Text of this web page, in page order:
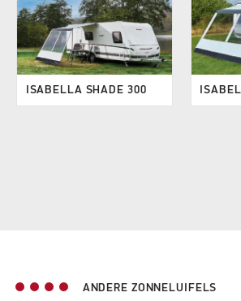
ISABELLA SHADE 300
ANDERE ZONNELUIFELS